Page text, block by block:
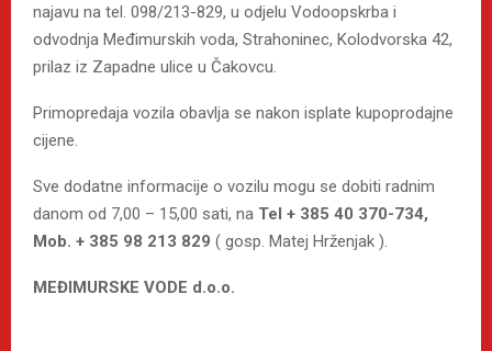
najavu na tel. 098/213-829, u odjelu Vodoopskrba i
odvodnja Međimurskih voda, Strahoninec, Kolodvorska 42,
prilaz iz Zapadne ulice u Čakovcu.
Primopredaja vozila obavlja se nakon isplate kupoprodajne
cijene.
Sve dodatne informacije o vozilu mogu se dobiti radnim
danom od 7,00 – 15,00 sati, na Tel + 385 40 370-734,
Mob. + 385 98 213 829 ( gosp. Matej Hrženjak ).
MEĐIMURSKE VODE d.o.o.